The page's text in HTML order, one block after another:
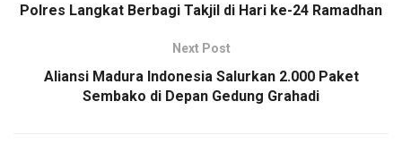
Polres Langkat Berbagi Takjil di Hari ke-24 Ramadhan
Next Post
Aliansi Madura Indonesia Salurkan 2.000 Paket
Sembako di Depan Gedung Grahadi